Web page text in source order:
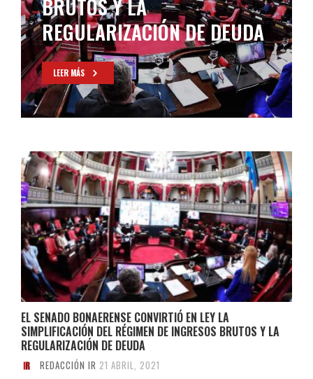
BRUTOS Y LA
REGULARIZACIÓN DE DEUDA
LEER MÁS
EL SENADO BONAERENSE CONVIRTIÓ EN LEY LA
SIMPLIFICACIÓN DEL RÉGIMEN DE INGRESOS BRUTOS Y LA
REGULARIZACIÓN DE DEUDA
REDACCIÓN IR 21 ABRIL, 2021